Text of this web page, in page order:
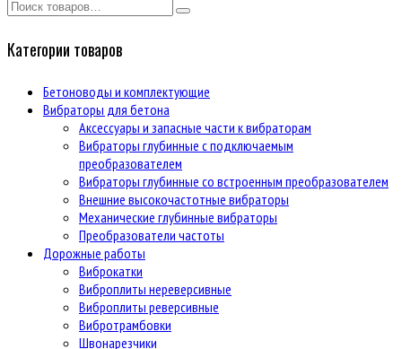
Категории товаров
Бетоноводы и комплектующие
Вибраторы для бетона
Аксессуары и запасные части к вибраторам
Вибраторы глубинные с подключаемым
преобразователем
Вибраторы глубинные со встроенным преобразователем
Внешние высокочастотные вибраторы
Механические глубинные вибраторы
Преобразователи частоты
Дорожные работы
Виброкатки
Виброплиты нереверсивные
Виброплиты реверсивные
Вибротрамбовки
Швонарезчики